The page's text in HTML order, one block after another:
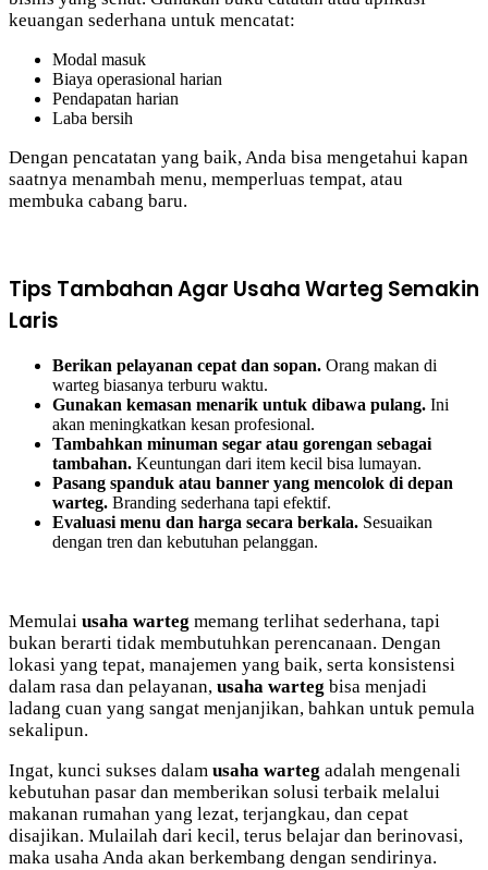
keuangan sederhana untuk mencatat:
Modal masuk
Biaya operasional harian
Pendapatan harian
Laba bersih
Dengan pencatatan yang baik, Anda bisa mengetahui kapan
saatnya menambah menu, memperluas tempat, atau
membuka cabang baru.
Tips Tambahan Agar Usaha Warteg Semakin
Laris
Berikan pelayanan cepat dan sopan. Orang makan di
warteg biasanya terburu waktu.
Gunakan kemasan menarik untuk dibawa pulang. Ini
akan meningkatkan kesan profesional.
Tambahkan minuman segar atau gorengan sebagai
tambahan. Keuntungan dari item kecil bisa lumayan.
Pasang spanduk atau banner yang mencolok di depan
warteg. Branding sederhana tapi efektif.
Evaluasi menu dan harga secara berkala. Sesuaikan
dengan tren dan kebutuhan pelanggan.
Memulai usaha warteg memang terlihat sederhana, tapi
bukan berarti tidak membutuhkan perencanaan. Dengan
lokasi yang tepat, manajemen yang baik, serta konsistensi
dalam rasa dan pelayanan, usaha warteg bisa menjadi
ladang cuan yang sangat menjanjikan, bahkan untuk pemula
sekalipun.
Ingat, kunci sukses dalam usaha warteg adalah mengenali
kebutuhan pasar dan memberikan solusi terbaik melalui
makanan rumahan yang lezat, terjangkau, dan cepat
disajikan. Mulailah dari kecil, terus belajar dan berinovasi,
maka usaha Anda akan berkembang dengan sendirinya.